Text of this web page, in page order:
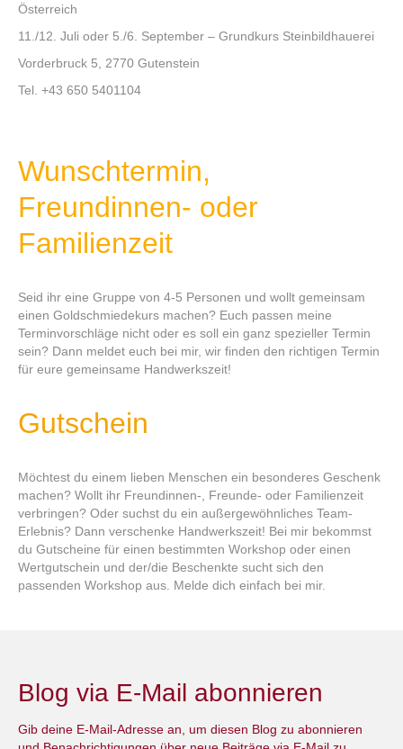
Österreich
11./12. Juli oder 5./6. September – Grundkurs Steinbildhauerei
Vorderbruck 5, 2770 Gutenstein
Tel. +43 650 5401104
Wunschtermin,
Freundinnen- oder
Familienzeit
Seid ihr eine Gruppe von 4-5 Personen und wollt gemeinsam
einen Goldschmiedekurs machen? Euch passen meine
Terminvorschläge nicht oder es soll ein ganz spezieller Termin
sein? Dann meldet euch bei mir, wir finden den richtigen Termin
für eure gemeinsame Handwerkszeit!
Gutschein
Möchtest du einem lieben Menschen ein besonderes Geschenk
machen? Wollt ihr Freundinnen-, Freunde- oder Familienzeit
verbringen? Oder suchst du ein außergewöhnliches Team-
Erlebnis? Dann verschenke Handwerkszeit! Bei mir bekommst
du Gutscheine für einen bestimmten Workshop oder einen
Wertgutschein und der/die Beschenkte sucht sich den
passenden Workshop aus. Melde dich einfach bei mir.
Blog via E-Mail abonnieren
Gib deine E-Mail-Adresse an, um diesen Blog zu abonnieren